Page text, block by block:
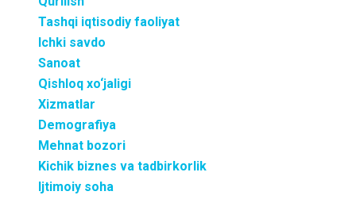
Tashqi iqtisodiy faoliyat
Ichki savdo
Sanoat
Qishloq xo‘jaligi
Xizmatlar
Demografiya
Mehnat bozori
Kichik biznes va tadbirkorlik
Ijtimoiy soha